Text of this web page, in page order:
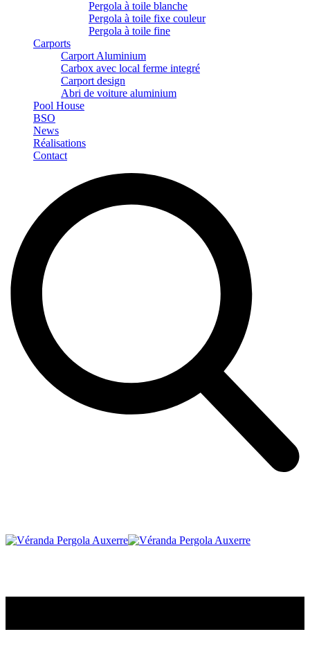
Pergola à toile blanche
Pergola à toile fixe couleur
Pergola à toile fine
Carports
Carport Aluminium
Carbox avec local ferme integré
Carport design
Abri de voiture aluminium
Pool House
BSO
News
Réalisations
Contact